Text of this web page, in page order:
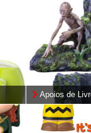
Apoios de
Senhor dos